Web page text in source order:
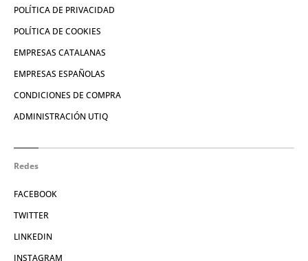
POLÍTICA DE PRIVACIDAD
POLÍTICA DE COOKIES
EMPRESAS CATALANAS
EMPRESAS ESPAÑOLAS
CONDICIONES DE COMPRA
ADMINISTRACIÓN UTIQ
Redes
FACEBOOK
TWITTER
LINKEDIN
INSTAGRAM